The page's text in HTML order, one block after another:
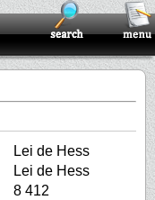
Lei de Hess
Lei de Hess
8 412